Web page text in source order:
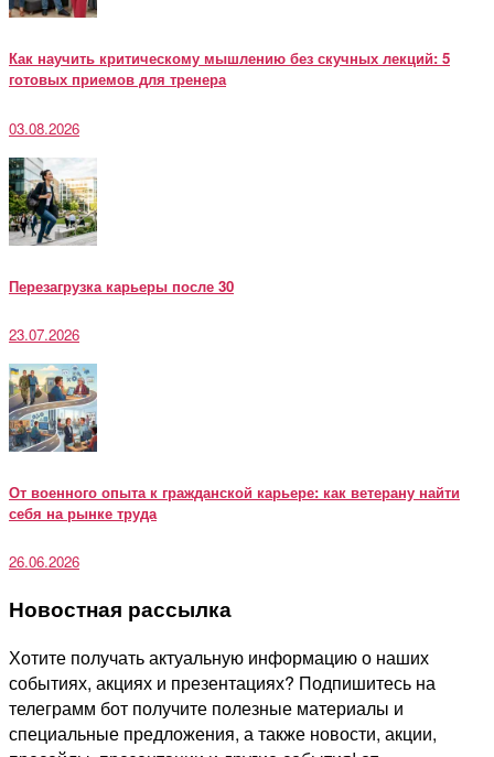
Как научить критическому мышлению без скучных лекций: 5
готовых приемов для тренера
03.08.2026
Перезагрузка карьеры после 30
23.07.2026
От военного опыта к гражданской карьере: как ветерану найти
себя на рынке труда
26.06.2026
Новостная рассылка
Хотите получать актуальную информацию о наших
событиях, акциях и презентациях? Подпишитесь на
телеграмм бот получите полезные материалы и
специальные предложения, а также новости, акции,